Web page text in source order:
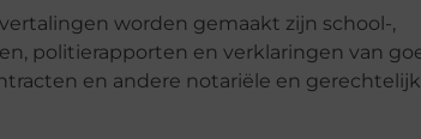
worden gemaakt zijn school-,
politierapporten en verklaringen van
en andere notariële en